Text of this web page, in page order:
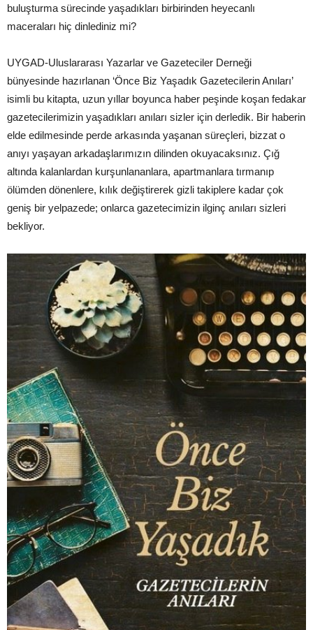
buluşturma sürecinde yaşadıkları birbirinden heyecanlı
maceraları hiç dinlediniz mi?
UYGAD-Uluslararası Yazarlar ve Gazeteciler Derneği
bünyesinde hazırlanan ‘Önce Biz Yaşadık Gazetecilerin Anıları’
isimli bu kitapta, uzun yıllar boyunca haber peşinde koşan fedakar
gazetecilerimizin yaşadıkları anıları sizler için derledik. Bir haberin
elde edilmesinde perde arkasında yaşanan süreçleri, bizzat o
anıyı yaşayan arkadaşlarımızın dilinden okuyacaksınız. Çığ
altında kalanlardan kurşunlananlara, apartmanlara tırmanıp
ölümden dönenlere, kılık değiştirerek gizli takiplere kadar çok
geniş bir yelpazede; onlarca gazetecimizin ilginç anıları sizleri
bekliyor.